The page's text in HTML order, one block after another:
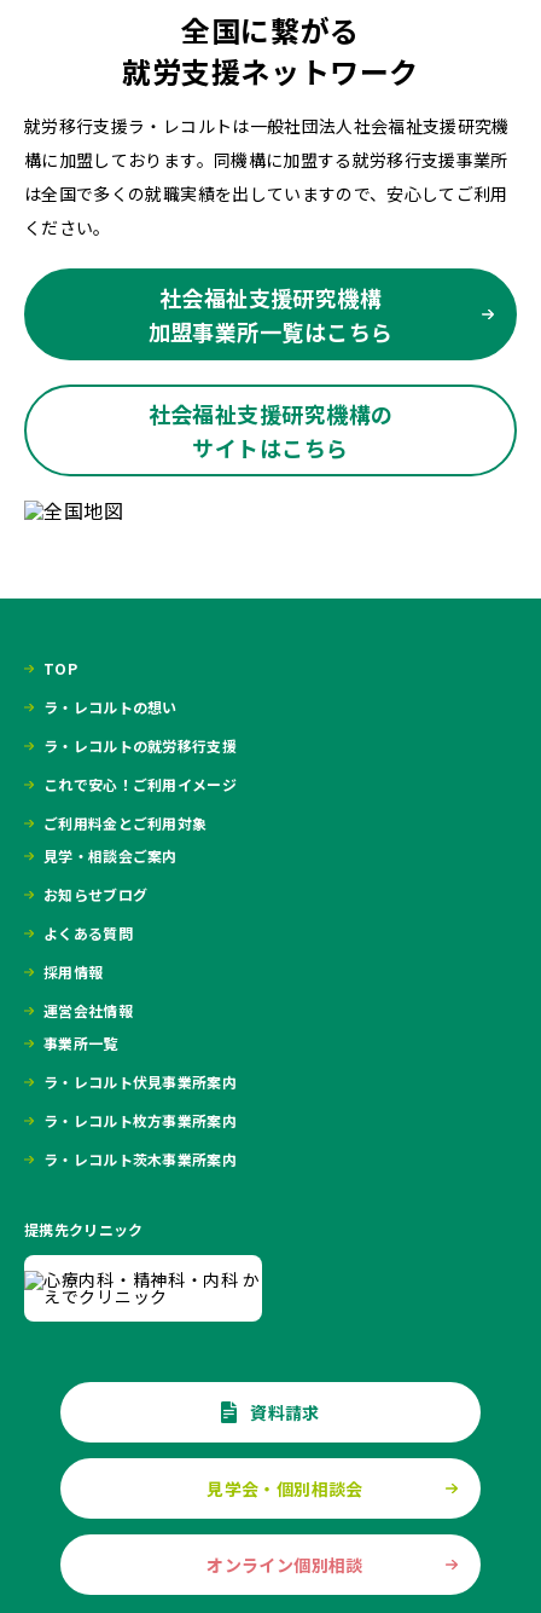
全国に繋がる
就労支援ネットワーク
就労移行支援ラ・レコルトは一般社団法人社会福祉支援研究機
構に加盟しております。同機構に加盟する就労移行支援事業所
は全国で多くの就職実績を出していますので、安心してご利用
ください。
社会福祉支援研究機構
加盟事業所一覧はこちら
社会福祉支援研究機構の
サイトはこちら
TOP
ラ・レコルトの想い
ラ・レコルトの就労移行支援
これで安心！ご利用イメージ
ご利用料金とご利用対象
見学・相談会ご案内
お知らせブログ
よくある質問
採用情報
運営会社情報
事業所一覧
ラ・レコルト伏見事業所案内
ラ・レコルト枚方事業所案内
ラ・レコルト茨木事業所案内
提携先クリニック
資料請求
見学会・個別相談会
オンライン個別相談